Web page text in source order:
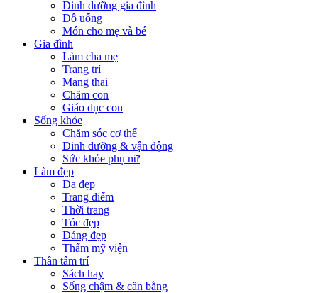
Dinh dưỡng gia đình
Đồ uống
Món cho mẹ và bé
Gia đình
Làm cha mẹ
Trang trí
Mang thai
Chăm con
Giáo dục con
Sống khỏe
Chăm sóc cơ thể
Dinh dưỡng & vận động
Sức khỏe phụ nữ
Làm đẹp
Da đẹp
Trang điểm
Thời trang
Tóc đẹp
Dáng đẹp
Thẩm mỹ viện
Thân tâm trí
Sách hay
Sống chậm & cân bằng